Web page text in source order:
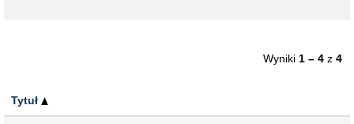
Wyniki 1 – 4 z 4
Tytuł